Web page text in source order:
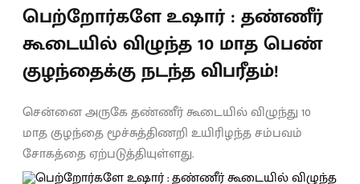
பெற்றோர்களே உஷார் : தண்ணீர்
கூடையில் விழுந்த 10 மாத பெண்
குழந்தைக்கு நடந்த விபரீதம்!
சென்னை அருகே தண்ணீர் கூடையில் விழுந்து 10
மாத குழந்தை மூச்சுத்திணறி உயிரிழந்த சம்பவம்
சோகத்தை ஏற்படுத்தியுள்ளது.